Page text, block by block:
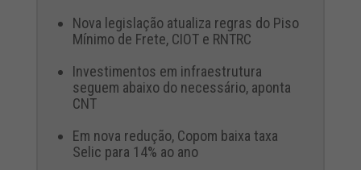
Nova legislação atualiza regras do Piso
Mínimo de Frete, CIOT e RNTRC
Investimentos em infraestrutura
seguem abaixo do necessário, aponta
CNT
Em nova redução, Copom baixa taxa
Selic para 14% ao ano